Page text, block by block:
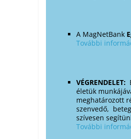
A MagNetBank
További
VÉGRENDELET:
életük
meghatározott
szenvedő,
szívesen
További